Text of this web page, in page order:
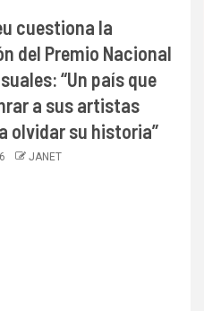
cuestiona la
del Premio Nacional
“Un país que
a sus artistas
olvidar su historia”
JANET